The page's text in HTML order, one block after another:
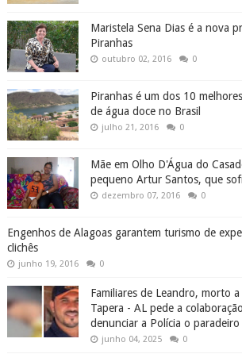
Maristela Sena Dias é a nova
Piranhas
outubro 02, 2016 0
Piranhas é um dos 10
de água doce no Brasil
julho 21, 2016 0
Mãe em Olho D'Água do
pequeno Artur Santos, que
dezembro 07, 2016 0
Engenhos de Alagoas garantem turismo de
clichês
junho 19, 2016 0
Familiares de Leandro, morto
Tapera - AL pede a
denunciar a Polícia o paradeiro
junho 04, 2025 0